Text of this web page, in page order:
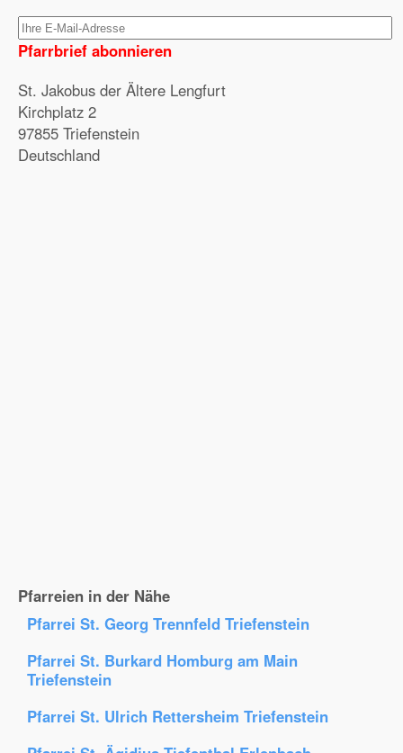
Pfarrbrief abonnieren
St. Jakobus der Ältere Lengfurt
Kirchplatz 2
97855 Triefenstein
Deutschland
Pfarreien in der Nähe
Pfarrei St. Georg Trennfeld Triefenstein
Pfarrei St. Burkard Homburg am Main
Triefenstein
Pfarrei St. Ulrich Rettersheim Triefenstein